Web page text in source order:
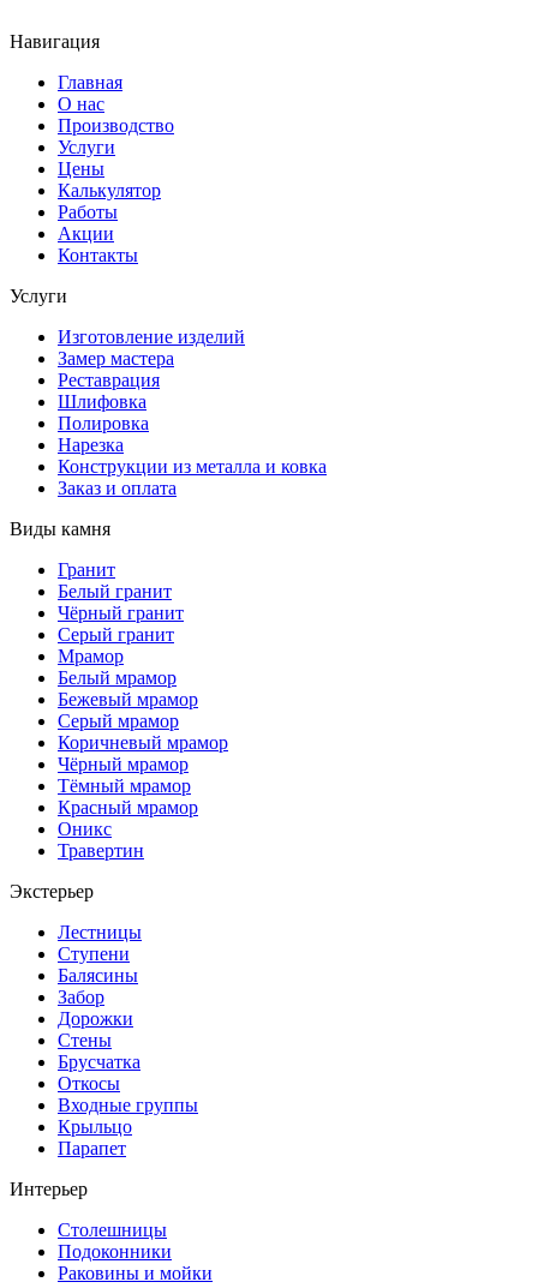
Навигация
Главная
О нас
Производство
Услуги
Цены
Калькулятор
Работы
Акции
Контакты
Услуги
Изготовление изделий
Замер мастера
Реставрация
Шлифовка
Полировка
Нарезка
Конструкции из металла и ковка
Заказ и оплата
Виды камня
Гранит
Белый гранит
Чёрный гранит
Серый гранит
Мрамор
Белый мрамор
Бежевый мрамор
Серый мрамор
Коричневый мрамор
Чёрный мрамор
Тёмный мрамор
Красный мрамор
Оникс
Травертин
Экстерьер
Лестницы
Ступени
Балясины
Забор
Дорожки
Стены
Брусчатка
Откосы
Входные группы
Крыльцо
Парапет
Интерьер
Столешницы
Подоконники
Раковины и мойки